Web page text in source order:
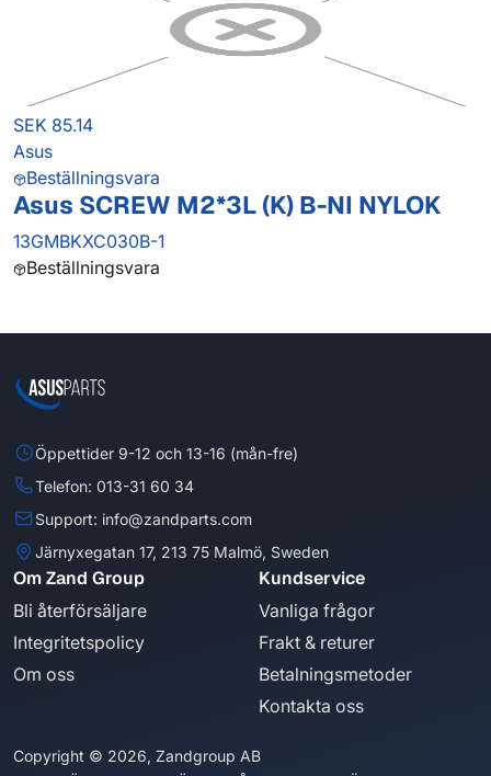
SEK 85.14
Asus
Beställningsvara
Asus SCREW M2*3L (K) B-NI NYLOK
13GMBKXC030B-1
Beställningsvara
Öppettider 9-12 och 13-16 (mån-fre)
Telefon: 013-31 60 34
Support: info@zandparts.com
Järnyxegatan 17, 213 75 Malmö, Sweden
Om Zand Group
Bli återförsäljare
Integritetspolicy
Om oss
Kundservice
Vanliga frågor
Frakt & returer
Betalningsmetoder
Kontakta oss
Copyright © 2026, Zandgroup AB